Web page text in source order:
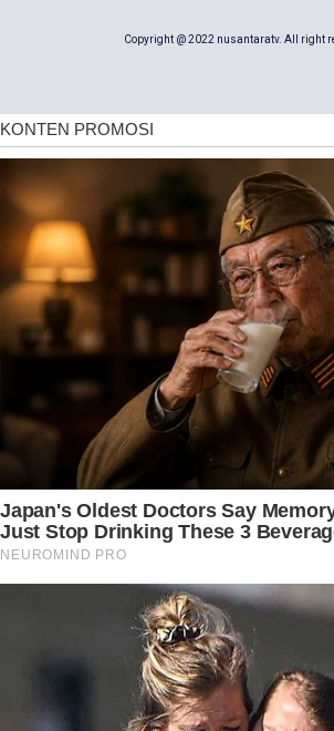
Copyright @ 2022 nusantaratv. All right